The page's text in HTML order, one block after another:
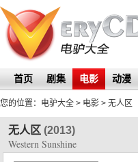
首页 剧集 电影 动漫
您的位置： 电驴大全 > 电影 > 无人区
无人区 (2013)
Western Sunshine